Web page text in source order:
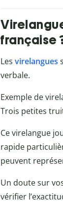
française
Les virelangues
verbale.
Exemple de
Trois petites
Ce virelangue
rapide
peuvent
Un doute sur
vérifier